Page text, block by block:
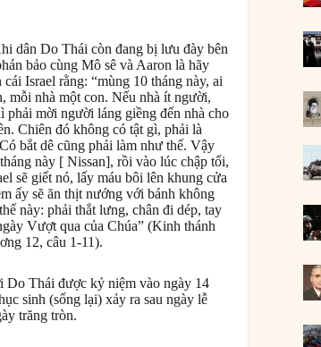
dân Do Thái còn đang bị lưu đày bên
bảo cùng Mô sê và Aaron là hãy
Israel rằng: “mùng 10 tháng này, ai
mỗi nhà một con. Nếu nhà ít người,
phải mời người láng giềng đến nhà cho
Chiên đó không có tật gì, phải là
bắt dê cũng phải làm như thế. Vậy
này [ Nissan], rồi vào lúc chập tối,
sẽ giết nó, lấy máu bôi lên khung cửa
ấy sẽ ăn thịt nướng với bánh không
này: phải thắt lưng, chân đi dép, tay
Vượt qua của Chúa” (Kinh thánh
12, câu 1-11).
Do Thái được kỷ niệm vào ngày 14
sinh (sống lại) xảy ra sau ngày lễ
trăng tròn.